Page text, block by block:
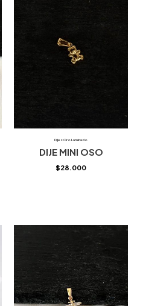
Dijes Oro Laminado
DIJE MINI OSO
$28.000